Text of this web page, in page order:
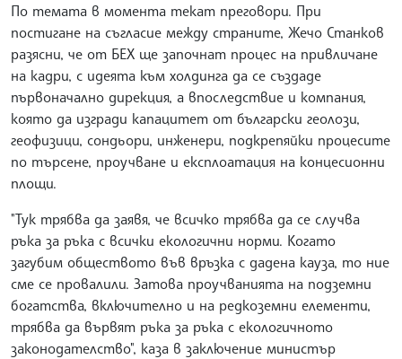
По темата в момента текат преговори. При
постигане на съгласие между страните, Жечо Станков
разясни, че от БЕХ ще започнат процес на привличане
на кадри, с идеята към холдинга да се създаде
първоначално дирекция, а впоследствие и компания,
която да изгради капацитет от български геолози,
геофизици, сондьори, инженери, подкрепяйки процесите
по търсене, проучване и експлоатация на концесионни
площи.
"Тук трябва да заявя, че всичко трябва да се случва
ръка за ръка с всички екологични норми. Когато
загубим обществото във връзка с дадена кауза, то ние
сме се провалили. Затова проучванията на подземни
богатства, включително и на редкоземни елементи,
трябва да вървят ръка за ръка с екологичното
законодателство", каза в заключение министър